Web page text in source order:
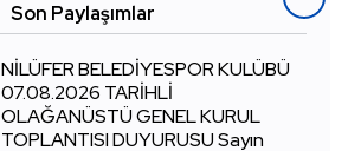
Son Paylaşımlar
NİLÜFER BELEDİYESPOR KULÜBÜ
07.08.2026 TARİHLİ
OLAĞANÜSTÜ GENEL KURUL
TOPLANTISI DUYURUSU Sayın